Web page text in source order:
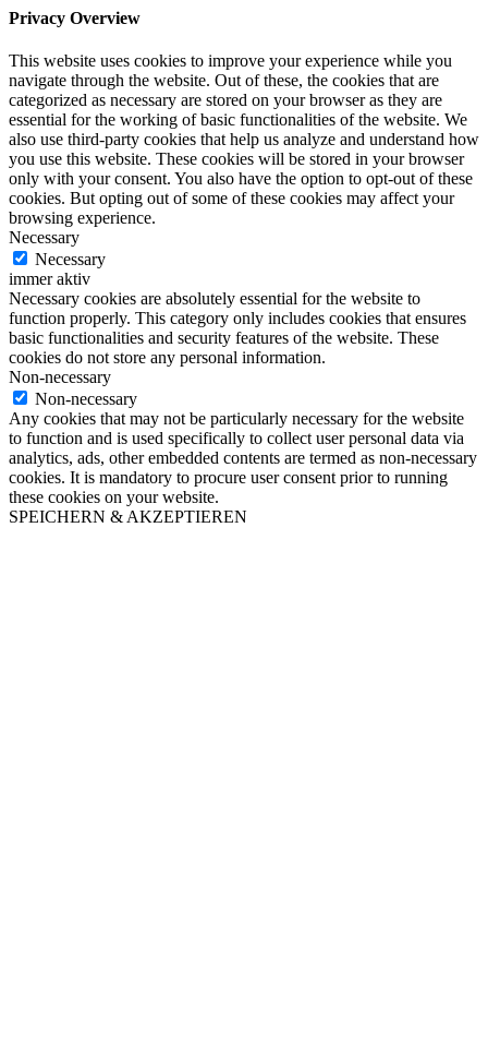
Privacy Overview
This website uses cookies to improve your experience while you
navigate through the website. Out of these, the cookies that are
categorized as necessary are stored on your browser as they are
essential for the working of basic functionalities of the website. We
also use third-party cookies that help us analyze and understand how
you use this website. These cookies will be stored in your browser
only with your consent. You also have the option to opt-out of these
cookies. But opting out of some of these cookies may affect your
browsing experience.
Necessary
Necessary
immer aktiv
Necessary cookies are absolutely essential for the website to
function properly. This category only includes cookies that ensures
basic functionalities and security features of the website. These
cookies do not store any personal information.
Non-necessary
Non-necessary
Any cookies that may not be particularly necessary for the website
to function and is used specifically to collect user personal data via
analytics, ads, other embedded contents are termed as non-necessary
cookies. It is mandatory to procure user consent prior to running
these cookies on your website.
SPEICHERN & AKZEPTIEREN